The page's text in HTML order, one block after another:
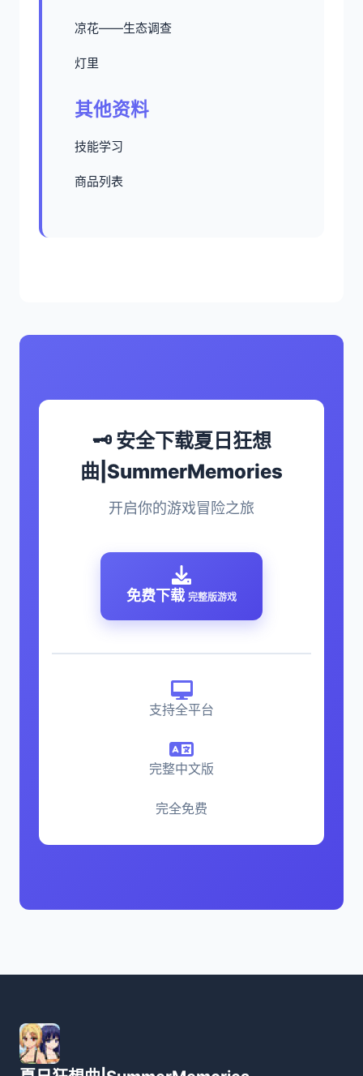
凉花——生态调查
灯里
其他资料
技能学习
商品列表
🗝️ 安全下载夏日狂想
曲|SummerMemories
开启你的游戏冒险之旅
免费下载 完整版游戏
支持全平台
完整中文版
完全免费